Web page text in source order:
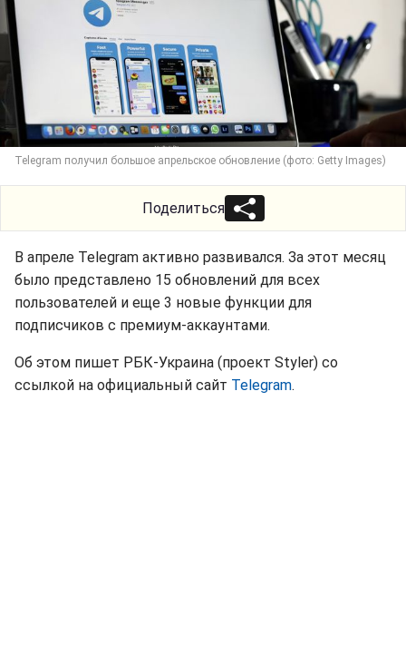
Telegram получил большое апрельское обновление (фото: Getty Images)
Поделиться
В апреле Telegram активно развивался. За этот месяц
было представлено 15 обновлений для всех
пользователей и еще 3 новые функции для
подписчиков с премиум-аккаунтами.
Об этом пишет РБК-Украина (проект Styler) со
ссылкой на официальный сайт Telegram.